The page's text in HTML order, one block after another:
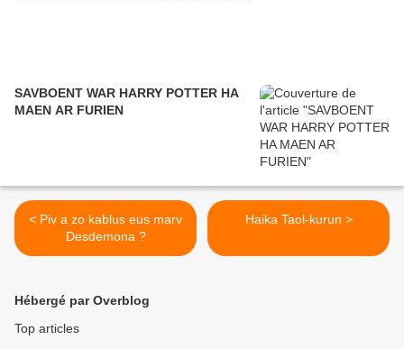
SAVBOENT WAR HARRY POTTER HA
MAEN AR FURIEN
< Piv a zo kablus eus marv
Desdemona ?
Haika Taol-kurun >
Hébergé par Overblog
Top articles